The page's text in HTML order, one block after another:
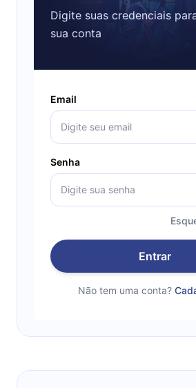
Digite suas credenciais
sua conta
Email
Senha
Entrar
Não tem uma conta?